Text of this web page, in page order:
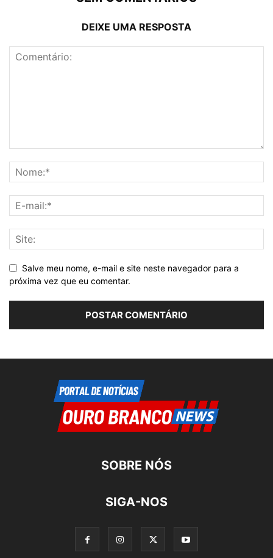
DEIXE UMA RESPOSTA
Salve meu nome, e-mail e site neste navegador para a
próxima vez que eu comentar.
SOBRE NÓS
SIGA-NOS